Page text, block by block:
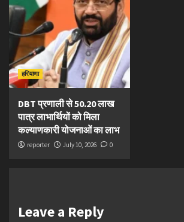
हरियाणा
DBT प्रणाली से 50.20 लाख
पात्र लाभार्थियों को मिला
कल्याणकारी योजनाओं का लाभ
reporter July 10, 2026 0
Leave a Reply